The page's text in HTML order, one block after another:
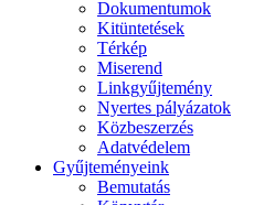
Dokumentumok
Kitüntetések
Térkép
Miserend
Linkgyűjtemény
Nyertes pályázatok
Közbeszerzés
Adatvédelem
Gyűjteményeink
Bemutatás